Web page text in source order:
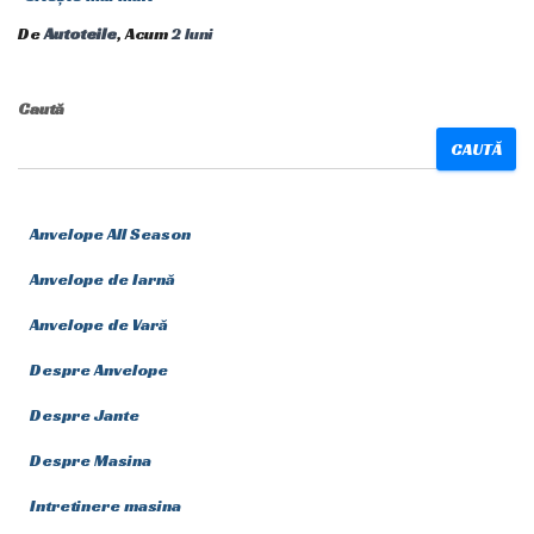
DeAutoteile, Acum2 luni
Caută
CAUTĂ
Anvelope All Season
Anvelope de Iarnă
Anvelope de Vară
Despre Anvelope
Despre Jante
Despre Masina
Intretinere masina